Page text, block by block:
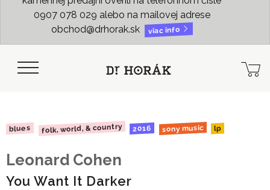
0907 078 029 alebo na mailovej adrese
obchod@drhorak.sk
viac info
blues folk, world, & country 2016 sony music lp
Leonard Cohen
You Want It Darker